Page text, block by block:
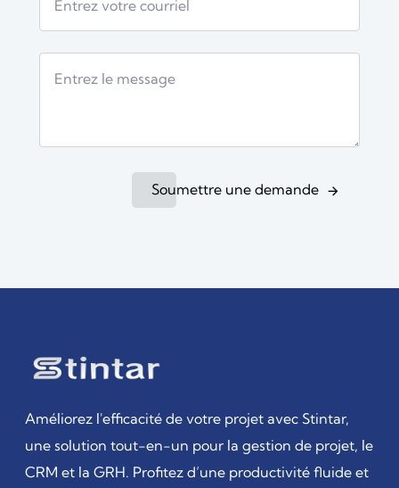
Soumettre une demande
Améliorez l'efficacité de votre projet avec Stintar,
une solution tout-en-un pour la gestion de projet, le
CRM et la GRH. Profitez d’une productivité fluide et